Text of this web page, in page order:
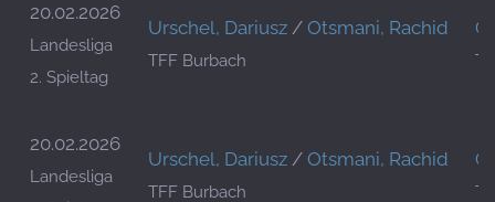
20.02.2026
Landesliga
2. Spieltag
Urschel, Dariusz / Otsmani, Rachid
TFF Burbach
20.02.2026
Landesliga
Urschel, Dariusz / Otsmani, Rachid
TFF Burbach